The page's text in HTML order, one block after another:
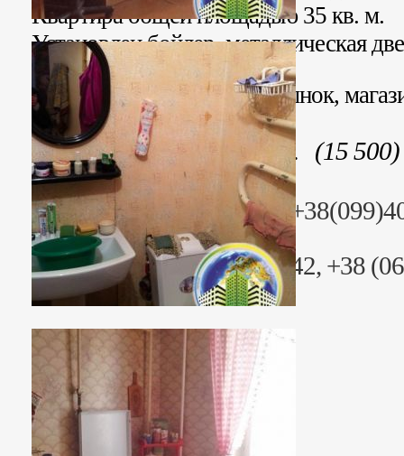
Квартира общей площадью 35 кв. м.
Установлен бойлер, металлическая
коммуникации.
Рядом школа, дет. садик, рынок,
Стоимость: 403 000 грн. (15 500)
Риэлтор: Анна Юрьевна
+38(068)4019235
Раб. тел. +38 (06153) 44442, +38